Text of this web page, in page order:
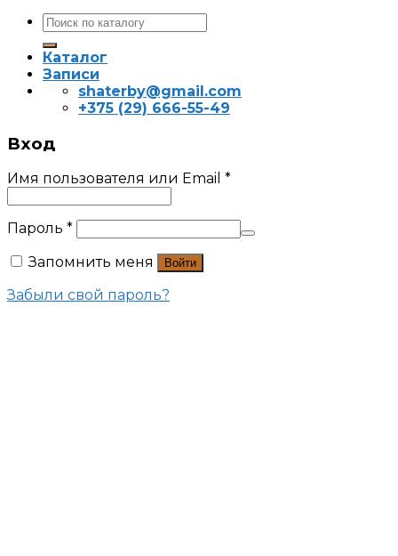
Искать:
Каталог
Записи
shaterby@gmail.com
+375 (29) 666-55-49
Вход
Имя пользователя или Email *
Пароль *
Запомнить меня
Войти
Забыли свой пароль?